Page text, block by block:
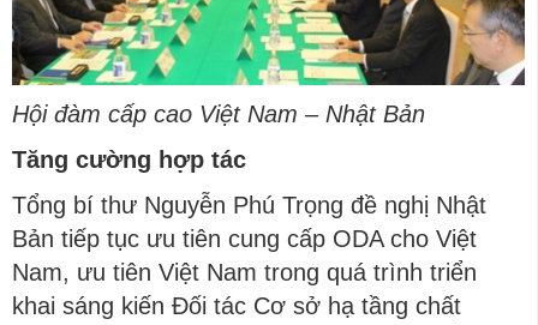
Hội đàm cấp cao Việt Nam – Nhật Bản
Tăng cường hợp tác
Tổng bí thư Nguyễn Phú Trọng đề nghị Nhật
Bản tiếp tục ưu tiên cung cấp ODA cho Việt
Nam, ưu tiên Việt Nam trong quá trình triển
khai sáng kiến Đối tác Cơ sở hạ tầng chất